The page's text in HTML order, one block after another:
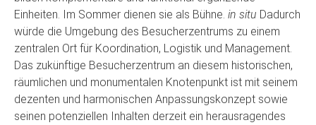
Einheiten. Im Sommer dienen sie als Bühne. in situ Dadurch
würde die Umgebung des Besucherzentrums zu einem
zentralen Ort für Koordination, Logistik und Management.
Das zukünftige Besucherzentrum an diesem historischen,
räumlichen und monumentalen Knotenpunkt ist mit seinem
dezenten und harmonischen Anpassungskonzept sowie
seinen potenziellen Inhalten derzeit ein herausragendes